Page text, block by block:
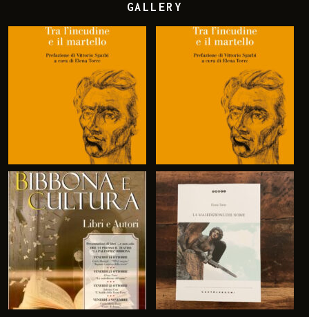
GALLERY